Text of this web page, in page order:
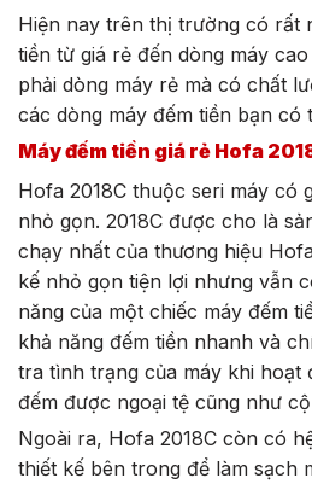
Hiện nay trên thị trường có rất
tiền từ giá rẻ đến dòng máy
phải dòng máy rẻ mà có chất
các dòng máy đếm tiền bạn có
Máy đếm tiền giá rẻ Hofa
Hofa 2018C thuộc seri máy có
nhỏ gọn. 2018C được cho là
chạy nhất của thương hiệu
kế nhỏ gọn tiện lợi nhưng vẫn
năng của một chiếc máy đếm
khả năng đếm tiền nhanh và
tra tình trạng của máy khi hoạt
đếm được ngoại tệ cũng như
Ngoài ra, Hofa 2018C còn có
thiết kế bên trong để làm sạch